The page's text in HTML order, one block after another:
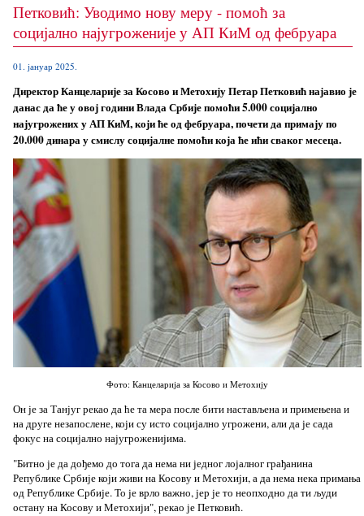
Петковић: Уводимо нову меру - помоћ за
социјално најугроженије у АП КиМ од фебруара
01. јануар 2025.
Директор Канцеларије за Косово и Метохију Петар Петковић најавио је
данас да ће у овој години Влада Србије помоћи 5.000 социјално
најугрожених у АП КиМ, који ће од фебруара, почети да примају по
20.000 динара у смислу социјалне помоћи која ће ићи сваког месеца.
Фото: Канцеларија за Косово и Метохију
Он је за Танјуг рекао да ће та мера после бити настављена и примењена и
на друге незапослене, који су исто социјално угрожени, али да је сада
фокус на социјално најугроженијима.
"Битно је да дођемо до тога да нема ни једног лојалног грађанина
Републике Србије који живи на Косову и Метохији, а да нема нека примања
од Републике Србије. То је врло важно, јер је то неопходно да ти људи
остану на Косову и Метохији", рекао је Петковић.